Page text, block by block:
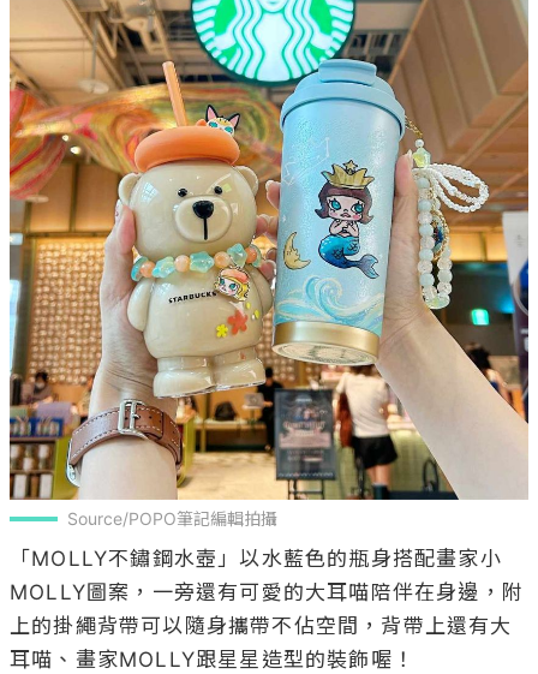
Source/POPO筆記編輯拍攝
「MOLLY不鏽鋼水壺」以水藍色的瓶身搭配畫家小
MOLLY圖案，一旁還有可愛的大耳喵陪伴在身邊，附
上的掛繩背帶可以隨身攜帶不佔空間，背帶上還有大
耳喵、畫家MOLLY跟星星造型的裝飾喔！